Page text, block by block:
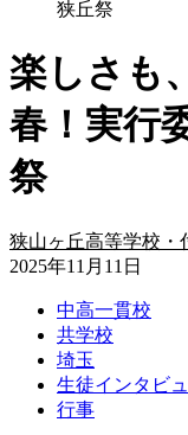
狭丘祭
楽しさも
春！実行
祭
狭山ヶ丘高等学校・
2025年11月11日
中高一貫校
共学校
埼玉
生徒インタビ
行事